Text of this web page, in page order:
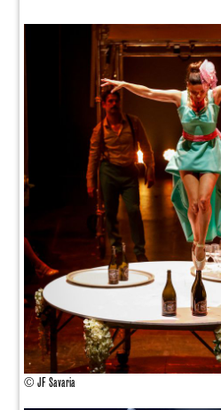
© JF Savaria